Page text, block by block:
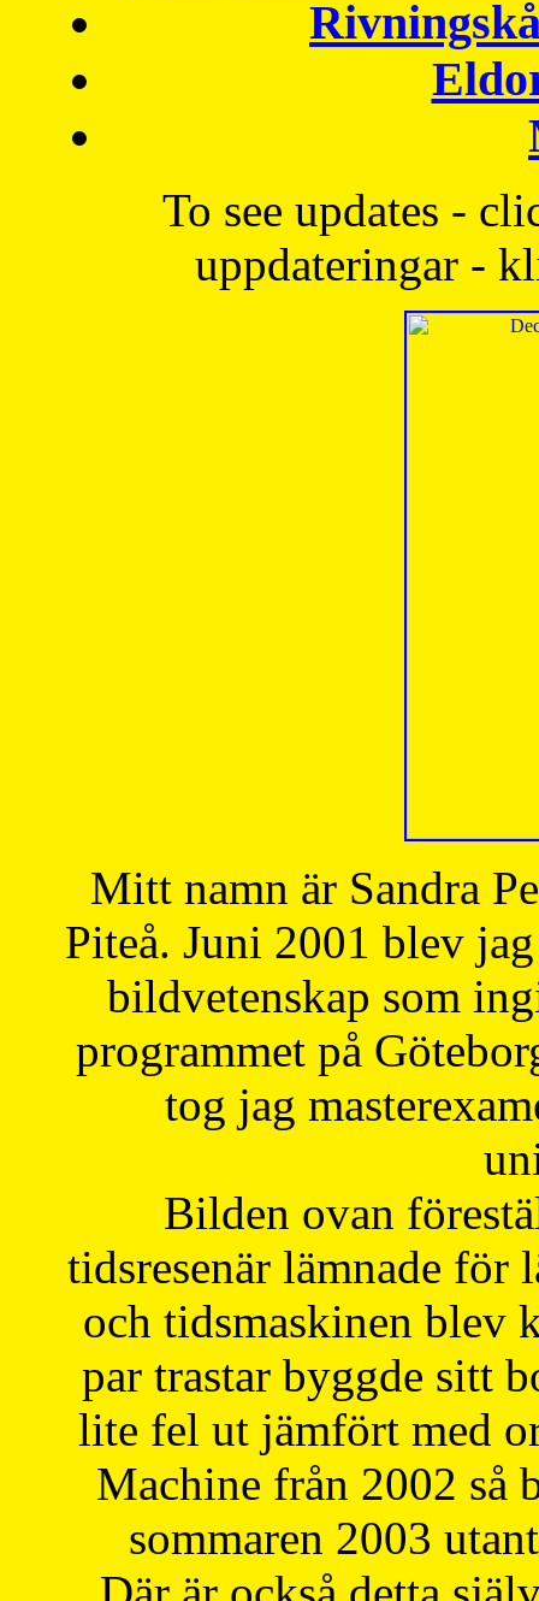
To see updates -
uppdateringar -
Mitt namn är Sandra
Piteå. Juni 2001 blev
bildvetenskap som
programmet på
tog jag
Bilden ovan
tidsresenär lämnade för
och tidsmaskinen blev
par trastar byggde sitt
lite fel ut jämfört med
Machine från 2002 så
sommaren 2003